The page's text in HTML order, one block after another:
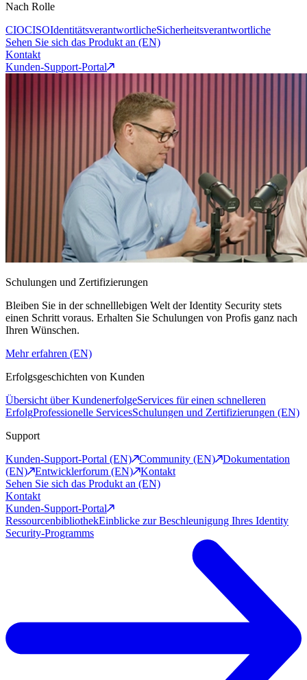
Nach Rolle
CIOCISOIdentitätsverantwortlicheSicherheitsverantwortliche
Sehen Sie sich das Produkt an (EN)
Kontakt
Kunden-Support-Portal
Schulungen und Zertifizierungen
Bleiben Sie in der schnelllebigen Welt der Identity Security stets
einen Schritt voraus. Erhalten Sie Schulungen von Profis ganz nach
Ihren Wünschen.
Mehr erfahren (EN)
Erfolgsgeschichten von Kunden
Übersicht über KundenerfolgeServices für einen schnelleren
ErfolgProfessionelle ServicesSchulungen und Zertifizierungen (EN)
Support
Kunden-Support-Portal (EN)
Community (EN)
Dokumentation
(EN)
Entwicklerforum (EN)
Kontakt
Sehen Sie sich das Produkt an (EN)
Kontakt
Kunden-Support-Portal
RessourcenbibliothekEinblicke zur Beschleunigung Ihres Identity
Security-Programms